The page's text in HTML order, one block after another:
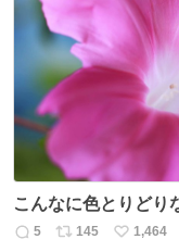
こんなに色とりど
返
5
リ
145
い
1,464